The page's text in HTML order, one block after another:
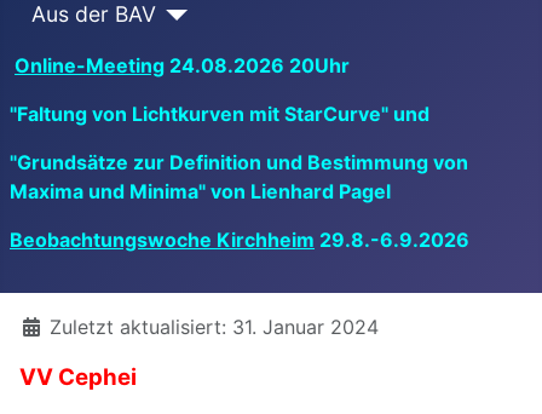
Aus der BAV
Online-Meeting 24.08.2026 20Uhr
"Faltung von Lichtkurven mit StarCurve" und
"Grundsätze zur Definition und Bestimmung von
Maxima und Minima" von Lienhard Pagel
Beobachtungswoche Kirchheim 29.8.-6.9.2026
DetailsZuletzt aktualisiert: 31. Januar 2024
VV Cephei